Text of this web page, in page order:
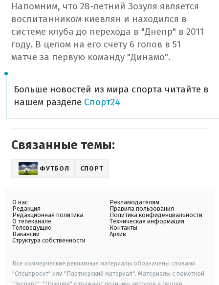
Напомним, что 28-летний Зозуля является
воспитанником киевлян и находился в
системе клуба до перехода в "Днепр" в 2011
году. В целом на его счету 6 голов в 51
матче за первую команду "Динамо".
Больше новостей из мира спорта читайте в
нашем разделе Спорт24
Связанные темы:
ФУТБОЛ СПОРТ
О нас
Редакция
Редакционная политика
О телеканале
Телеведущие
Вакансии
Структура собственности
Рекламодателям
Правила пользования
Политика конфиденциальности
Техническая информация
Контакты
Архив
Все коммерческие рекламные материалы обозначены словами
"Спецпроект" или "Партнерский материал". Материалы с пометкой